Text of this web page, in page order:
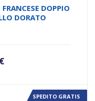
DOPPIO
DORATO
SPEDITO GRATIS